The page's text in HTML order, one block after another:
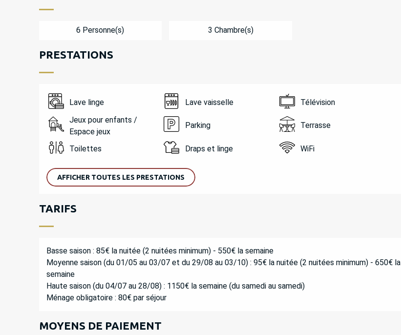
6 Personne(s) 3 Chambre(s)
PRESTATIONS
Lave linge Lave vaisselle
Télévision
Jeux pour enfants /
Espace jeux
Parking Terrasse
Toilettes Draps et linge WiFi
AFFICHER TOUTES LES PRESTATIONS
TARIFS
Basse saison : 85€ la nuitée (2 nuitées minimum) - 550€ la semaine
Moyenne saison (du 01/05 au 03/07 et du 29/08 au 03/10) : 95€ la nuitée (2 nuitées minimum) - 650€ la
semaine
Haute saison (du 04/07 au 28/08) : 1150€ la semaine (du samedi au samedi)
Ménage obligatoire : 80€ par séjour
MOYENS DE PAIEMENT